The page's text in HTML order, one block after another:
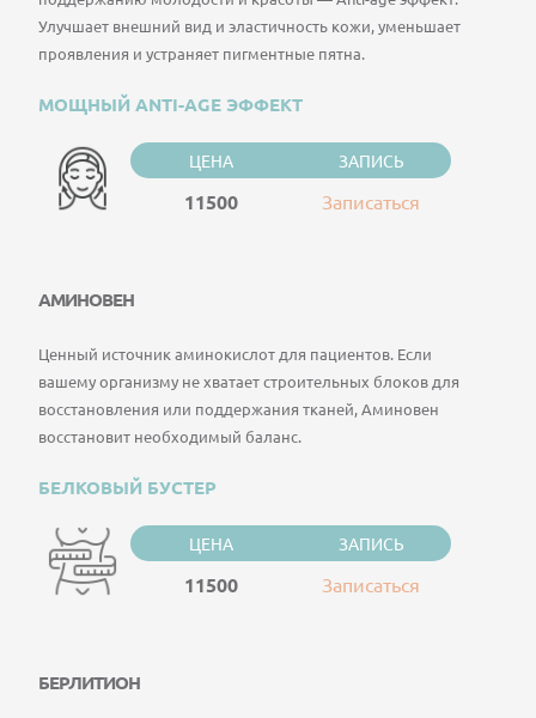
Улучшает внешний вид и эластичность кожи, уменьшает
проявления и устраняет пигментные пятна.
МОЩНЫЙ ANTI-AGE ЭФФЕКТ
ЦЕНА ЗАПИСЬ
11500 Записаться
АМИНОВЕН
Ценный источник аминокислот для пациентов. Если
вашему организму не хватает строительных блоков для
восстановления или поддержания тканей, Аминовен
восстановит необходимый баланс.
БЕЛКОВЫЙ БУСТЕР
ЦЕНА ЗАПИСЬ
11500 Записаться
БЕРЛИТИОН